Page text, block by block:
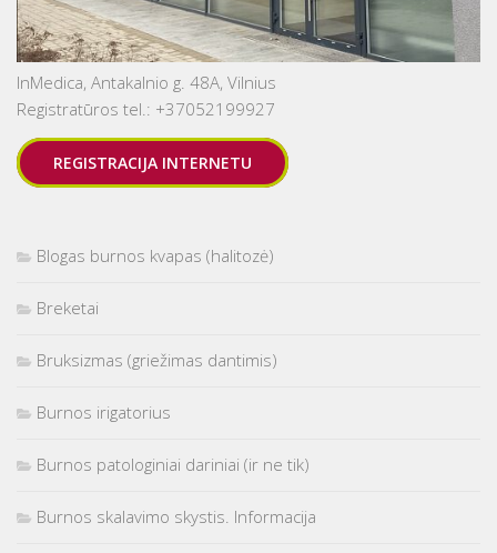
InMedica, Antakalnio g. 48A, Vilnius
Registratūros tel.: +37052199927
REGISTRACIJA INTERNETU
Blogas burnos kvapas (halitozė)
Breketai
Bruksizmas (griežimas dantimis)
Burnos irigatorius
Burnos patologiniai dariniai (ir ne tik)
Burnos skalavimo skystis. Informacija